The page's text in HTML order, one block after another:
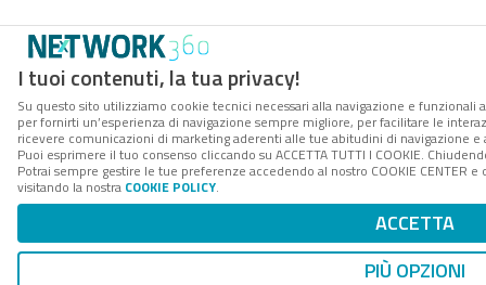
I tuoi contenuti, la tua privacy!
Su questo sito utilizziamo cookie tecnici necessari alla navigazione e funzionali
per fornirti un’esperienza di navigazione sempre migliore, per facilitare le
ricevere comunicazioni di marketing aderenti alle tue abitudini di navigazione e
Puoi esprimere il tuo consenso cliccando su ACCETTA TUTTI I COOKIE.
Potrai sempre gestire le tue preferenze accedendo al nostro COOKIE
visitando la nostra COOKIE POLICY.
ACCETTA
PIÙ OPZIONI